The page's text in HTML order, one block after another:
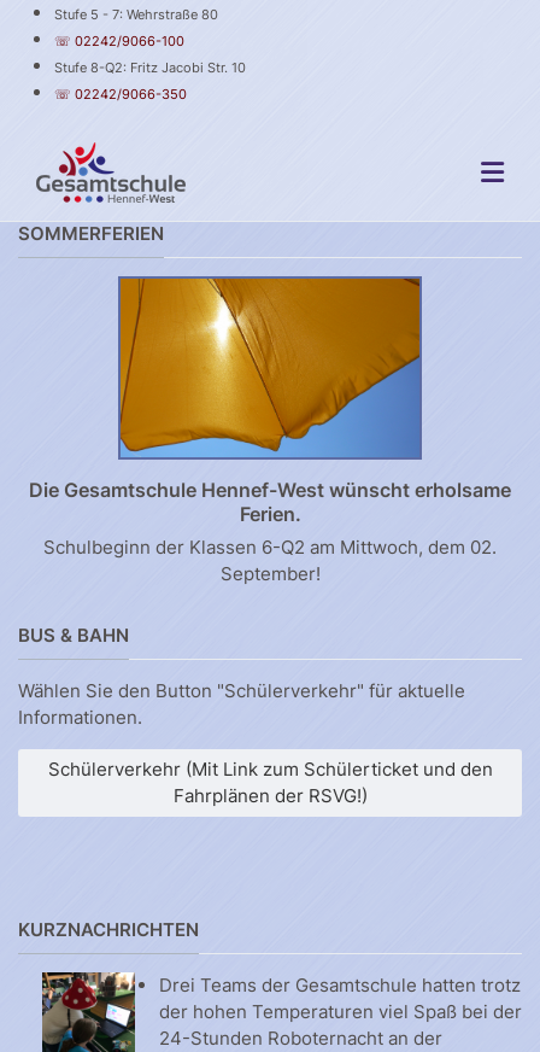
Stufe 5 - 7: Wehrstraße 80
☏ 02242/9066-100
Stufe 8-Q2: Fritz Jacobi Str. 10
☏ 02242/9066-350
SOMMERFERIEN
Die Gesamtschule Hennef-West wünscht erholsame
Ferien.
Schulbeginn der Klassen 6-Q2 am Mittwoch, dem 02.
September!
BUS & BAHN
Wählen Sie den Button "Schülerverkehr" für aktuelle
Informationen.
Schülerverkehr (Mit Link zum Schülerticket und den
Fahrplänen der RSVG!)
KURZNACHRICHTEN
Drei Teams der Gesamtschule hatten trotz
der hohen Temperaturen viel Spaß bei der
24-Stunden Roboternacht an der